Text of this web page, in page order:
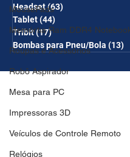
MousePads
Memórtia Ram DDR4
Roupas e Acessórios
Robô Aspirador
Mesa para PC
Impressoras 3D
Veículos de Controle Remoto
Relógios
Headset(63)
Tablet(44)
Tribit(17)17 posts
Bombas para Pneu/Bola (13)